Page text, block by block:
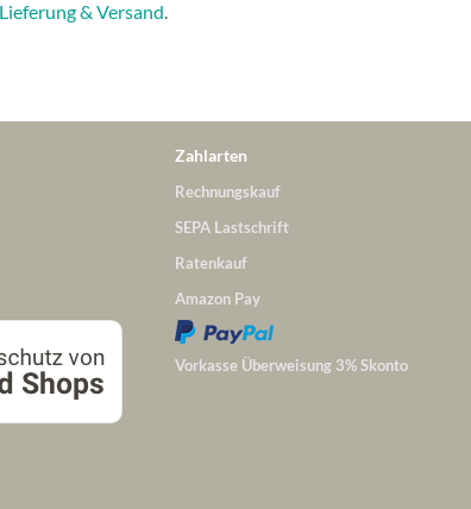
Lieferung & Versand.
Zahlarten
Rechnungskauf
SEPA Lastschrift
Ratenkauf
Amazon Pay
Vorkasse Überweisung 3% Skonto